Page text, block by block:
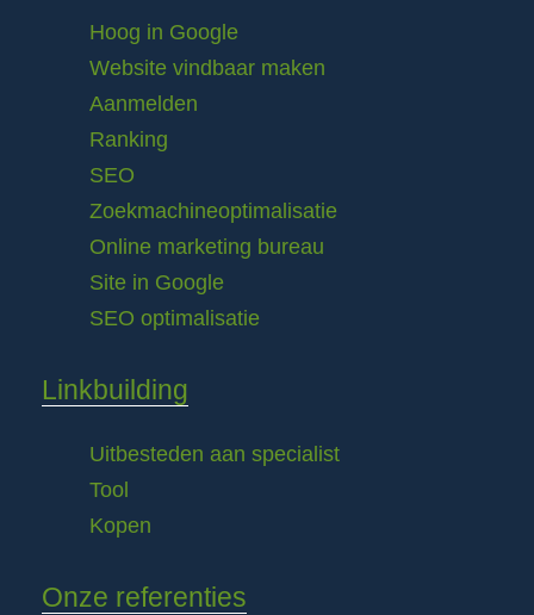
Hoog in Google
Website vindbaar maken
Aanmelden
Ranking
SEO
Zoekmachineoptimalisatie
Online marketing bureau
Site in Google
SEO optimalisatie
Linkbuilding
Uitbesteden aan specialist
Tool
Kopen
Onze referenties